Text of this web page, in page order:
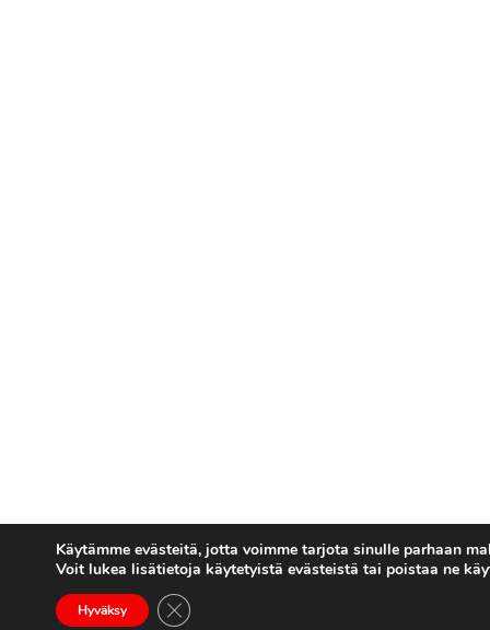
Käytämme evästeitä, jotta voimme tarjota sinulle parhaan
Voit lukea lisätietoja käytetyistä evästeistä tai poistaa ne
Hyväksy Sulje evästebanneri